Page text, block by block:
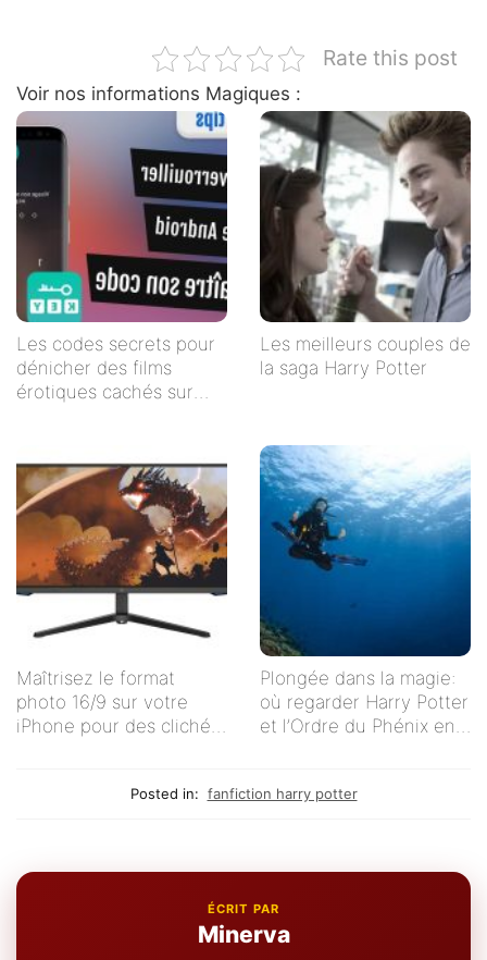
Rate this post
Voir nos informations Magiques :
Les codes secrets pour
dénicher des films
érotiques cachés sur
Les meilleurs couples de
la saga Harry Potter
Maîtrisez le format
photo 16/9 sur votre
iPhone pour des clichés
Plongée dans la magie:
où regarder Harry Potter
et l’Ordre du Phénix en
Posted in: fanfiction harry potter
ÉCRIT PAR
Minerva